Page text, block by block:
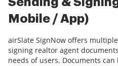
Mobile / App)
airSlate SignNow offers
signing realtor agent
needs of users. Documents